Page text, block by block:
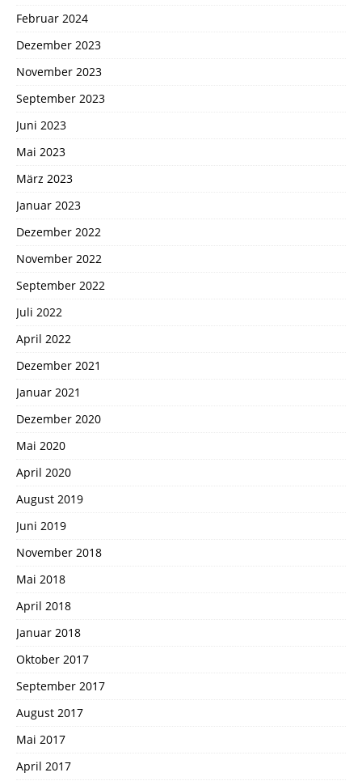
Februar 2024
Dezember 2023
November 2023
September 2023
Juni 2023
Mai 2023
März 2023
Januar 2023
Dezember 2022
November 2022
September 2022
Juli 2022
April 2022
Dezember 2021
Januar 2021
Dezember 2020
Mai 2020
April 2020
August 2019
Juni 2019
November 2018
Mai 2018
April 2018
Januar 2018
Oktober 2017
September 2017
August 2017
Mai 2017
April 2017